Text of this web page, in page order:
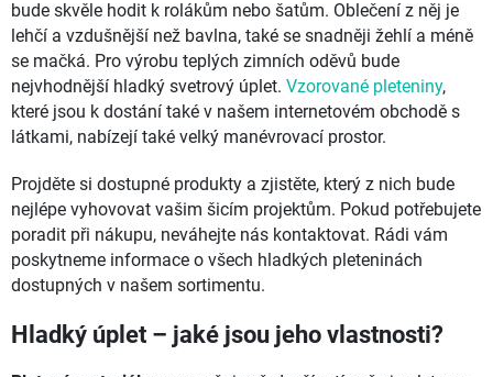
bude skvěle hodit k rolákům nebo šatům. Oblečení z něj je
lehčí a vzdušnější než bavlna, také se snadněji žehlí a méně
se mačká. Pro výrobu teplých zimních oděvů bude
nejvhodnější hladký svetrový úplet. Vzorované pleteniny,
které jsou k dostání také v našem internetovém obchodě s
látkami, nabízejí také velký manévrovací prostor.
Projděte si dostupné produkty a zjistěte, který z nich bude
nejlépe vyhovovat vašim šicím projektům. Pokud potřebujete
poradit při nákupu, neváhejte nás kontaktovat. Rádi vám
poskytneme informace o všech hladkých pleteninách
dostupných v našem sortimentu.
Hladký úplet – jaké jsou jeho vlastnosti?